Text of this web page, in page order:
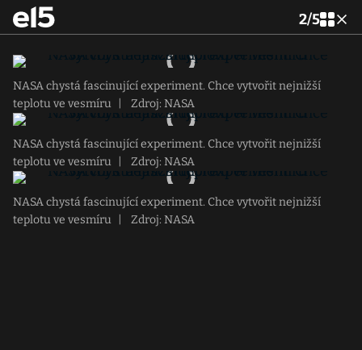
2/5
NASA chystá fascinující experiment. Chce vytvořit nejnižší
teplotu ve vesmíru
Zdroj: NASA
NASA chystá fascinující experiment. Chce vytvořit nejnižší
teplotu ve vesmíru
Zdroj: NASA
NASA chystá fascinující experiment. Chce vytvořit nejnižší
teplotu ve vesmíru
Zdroj: NASA